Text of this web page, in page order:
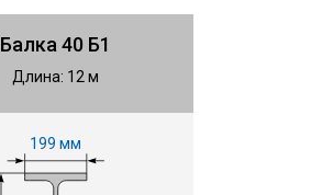
Балка 40 Б1
Длина: 12 м
199 мм